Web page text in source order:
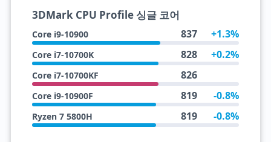
3DMark CPU Profile 싱글 코어
Core i9-10900 837 +1.3%
Core i7-10700K 828 +0.2%
Core i7-10700KF 826
Core i9-10900F 819 -0.8%
Ryzen 7 5800H 819 -0.8%